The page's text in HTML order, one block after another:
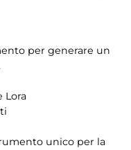
per generare un
Lora
unico per la